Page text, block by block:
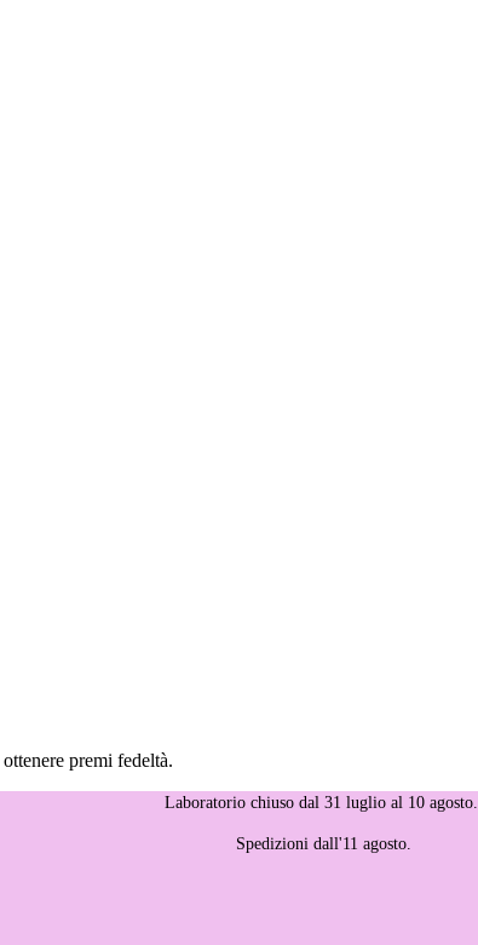
premi fedeltà.
Laboratorio chiuso dal 31 luglio al 10 agosto.
Spedizioni dall'11 agosto.